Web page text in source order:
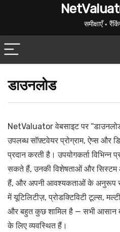
समीक्षाएँ ⋆
डाउनलोड
NetValuator वेबसाइट पर
उपलब्ध सॉफ़्टवेयर प्रोग्राम, ऐप्स और
प्रदान करती है। उपयोगकर्ता विभिन्न
सकते हैं, उनकी विशेषताओं और
हैं, और अपनी आवश्यकताओं के अनुरूप
में यूटिलिटीज़, प्रोडक्टिविटी टूल्स,
और बहुत कुछ शामिल है — सभी आसान
के लिए व्यवस्थित हैं।